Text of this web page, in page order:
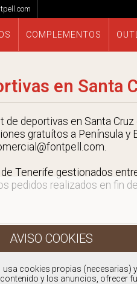
COMPLEMENTOS
en Santa
de deportivas en Santa
gratuítos a Península y
Tenerife gestionados
pedidos realizados en fin
Outlet de deportivas, y
usa cookies propias (necesarias)
y los anuncios, ofrecer